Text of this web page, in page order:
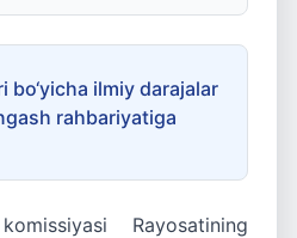
bo‘yicha ilmiy darajalar
rahbariyatiga
Rayosatining